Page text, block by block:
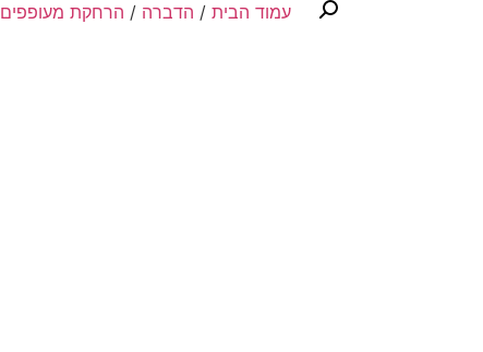
עמוד הבית / הדברה / הרחקת מעופפים